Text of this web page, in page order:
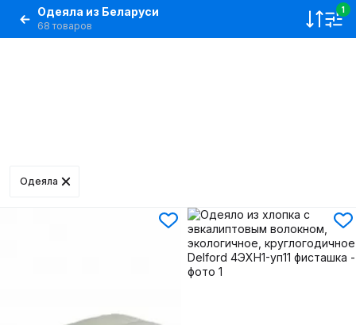
Одеяла из Беларуси
68 товаров
1
Одеяла